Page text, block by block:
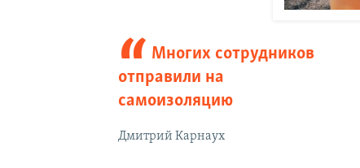
Многих сотрудников
отправили на
самоизоляцию
Дмитрий Карнаух